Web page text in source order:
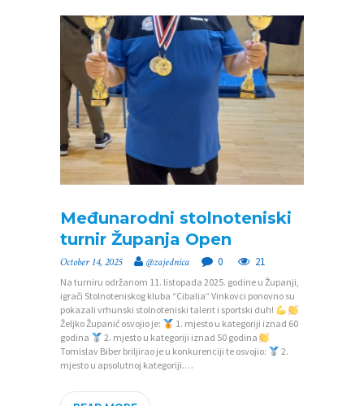
Međunarodni stolnoteniski
turnir Županja Open
October 14, 2025 @zajednica 0 21
Na turniru održanom 11. listopada 2025. godine u Županji,
igrači Stolnoteniskog kluba “Cibalia” Vinkovci ponovno su
pokazali vrhunski stolnoteniski talent i sportski duh!
Željko Županić osvojio je:
1. mjesto u kategoriji iznad 60
godina
2. mjesto u kategoriji iznad 50 godina
Tomislav Biber briljirao je u konkurenciji te osvojio:
2.
mjesto u apsolutnoj kategoriji.…